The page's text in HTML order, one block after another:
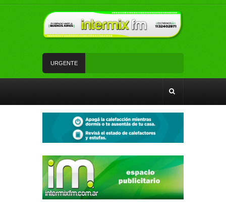
URGENTE
su viaje de egresados para cantar en la semifinal
de un programa de TV
La Red SUBE dejó de aplicar el 50% de
La Patrulla Urbana Municipal secuestró 11
vehículos durante un operativo de control en
Ezpeleta
Andrés Watson junto a vecinos y vecinas de San